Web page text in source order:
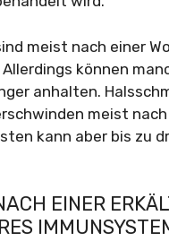
meist nach einer
können
anhalten.
meist
kann aber bis zu
EINER